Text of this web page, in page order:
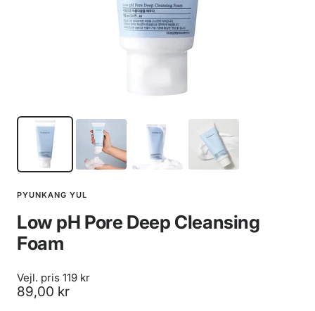
PYUNKANG YUL
Low pH Pore Deep Cleansing
Foam
Vejl. pris 119 kr
Udsalgspris
89,00 kr